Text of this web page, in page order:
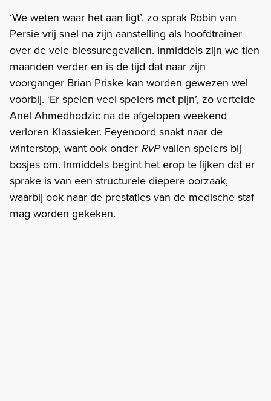
‘We weten waar het aan ligt’, zo sprak Robin van
Persie vrij snel na zijn aanstelling als hoofdtrainer
over de vele blessuregevallen. Inmiddels zijn we tien
maanden verder en is de tijd dat naar zijn
voorganger Brian Priske kan worden gewezen wel
voorbij. ‘Er spelen veel spelers met pijn’, zo vertelde
Anel Ahmedhodzic na de afgelopen weekend
verloren Klassieker. Feyenoord snakt naar de
winterstop, want ook onder RvPvallen spelers bij
bosjes om. Inmiddels begint het erop te lijken dat er
sprake is van een structurele diepere oorzaak,
waarbij ook naar de prestaties van de medische staf
mag worden gekeken.